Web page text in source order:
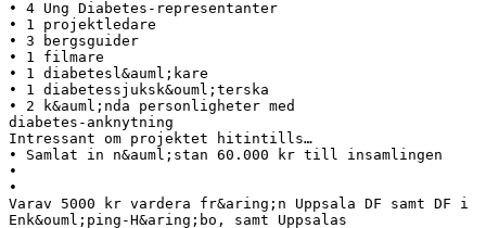
• 4 Ung Diabetes-representanter
• 1 projektledare
• 3 bergsguider
• 1 filmare
• 1 diabetesl&auml;kare
• 1 diabetessjuksk&ouml;terska
• 2 k&auml;nda personligheter med
diabetes-anknytning
Intressant om projektet hitintills…
• Samlat in n&auml;stan 60.000 kr till insamlingen
•
•
Varav 5000 kr vardera fr&aring;n Uppsala DF samt DF i
Enk&ouml;ping-H&aring;bo, samt Uppsalas